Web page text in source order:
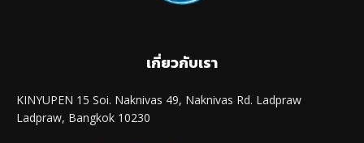
เกี่ยวกับเรา
KINYUPEN 15 Soi. Naknivas 49, Naknivas Rd. Ladpraw
Ladpraw, Bangkok 10230